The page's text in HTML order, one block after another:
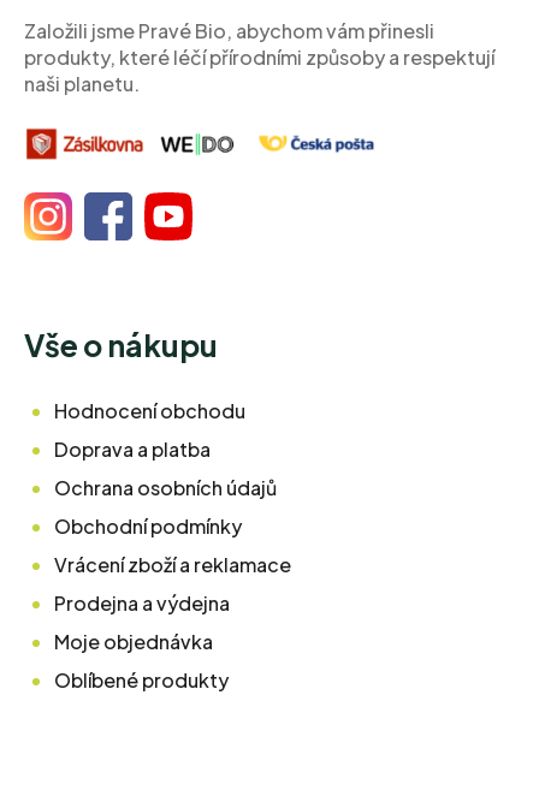
Založili jsme Pravé Bio, abychom vám přinesli
produkty, které léčí přírodními způsoby a respektují
naši planetu.
Vše o nákupu
Hodnocení obchodu
Doprava a platba
Ochrana osobních údajů
Obchodní podmínky
Vrácení zboží a reklamace
Prodejna a výdejna
Moje objednávka
Oblíbené produkty